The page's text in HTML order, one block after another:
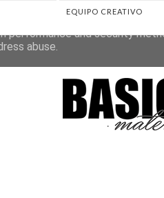
EQUIPO CREATIVO
to deliver its services and to
performance and security
abuse.